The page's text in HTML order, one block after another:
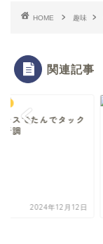
HOME 趣味
関連記事
ナスでたんでタック
新調
2024年12月12日